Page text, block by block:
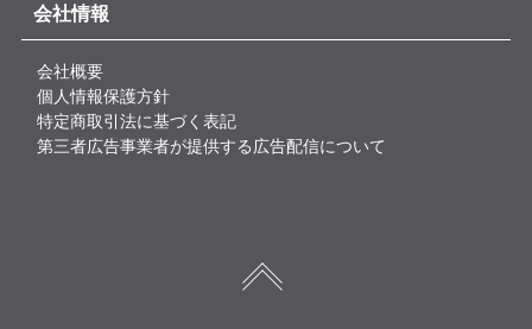
会社情報
会社概要
個人情報保護方針
特定商取引法に基づく表記
第三者広告事業者が提供する広告配信について